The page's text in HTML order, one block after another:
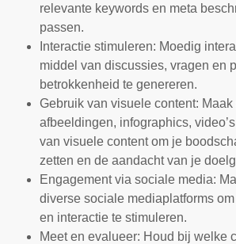
relevante keywords en meta
passen.
Interactie stimuleren: Moedig
middel van discussies, vragen en
betrokkenheid te genereren.
Gebruik van visuele content:
afbeeldingen, infographics,
van visuele content om je
zetten en de aandacht van je
Engagement via sociale media:
diverse sociale mediaplatforms
en interactie te stimuleren.
Meet en evalueer: Houd bij welke